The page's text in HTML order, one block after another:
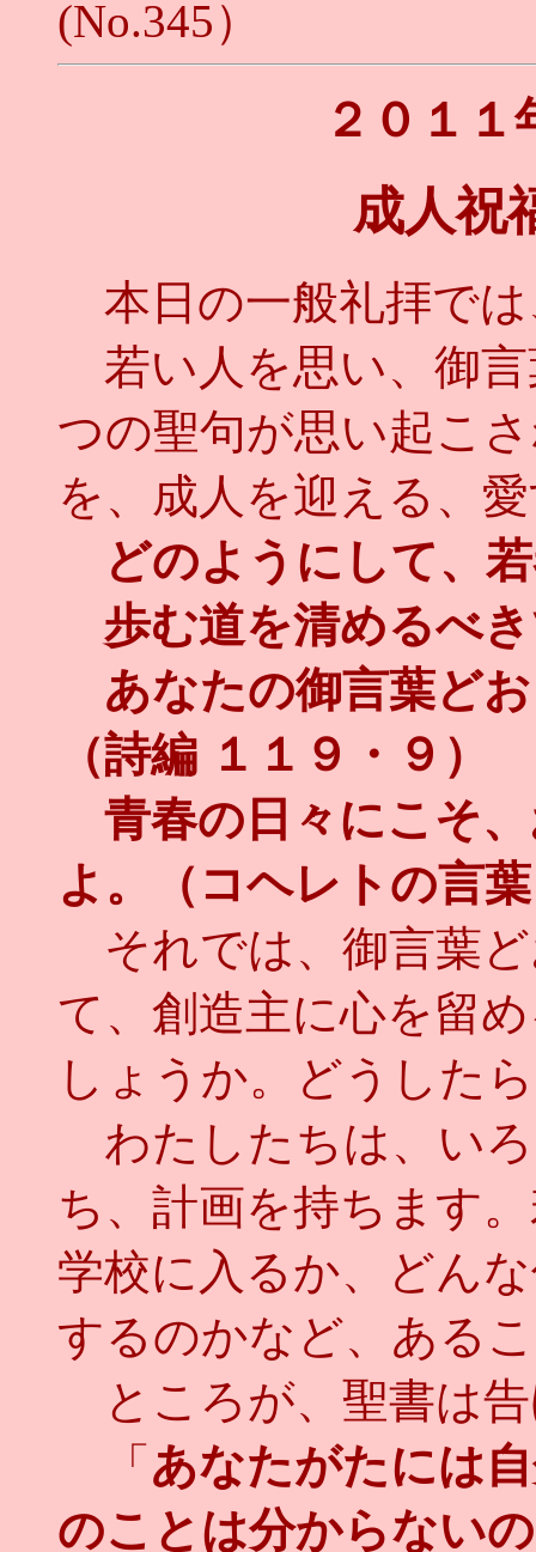
(No.345）
２０１
成人祝
本日の一般礼拝では
若い人を思い、御
つの聖句が思い起こ
を、成人を迎える、
どのようにして、
歩む道を清めるべ
あなたの御言葉ど
（詩編 １１９・９）
青春の日々にこそ
よ。（コヘレトの言
それでは、御言葉
て、創造主に心を留
しょうか。どうした
わたしたちは、い
ち、計画を持ちます
学校に入るか、どん
するのかなど、ある
ところが、聖書は
「 あなたがたには
のことは分からない